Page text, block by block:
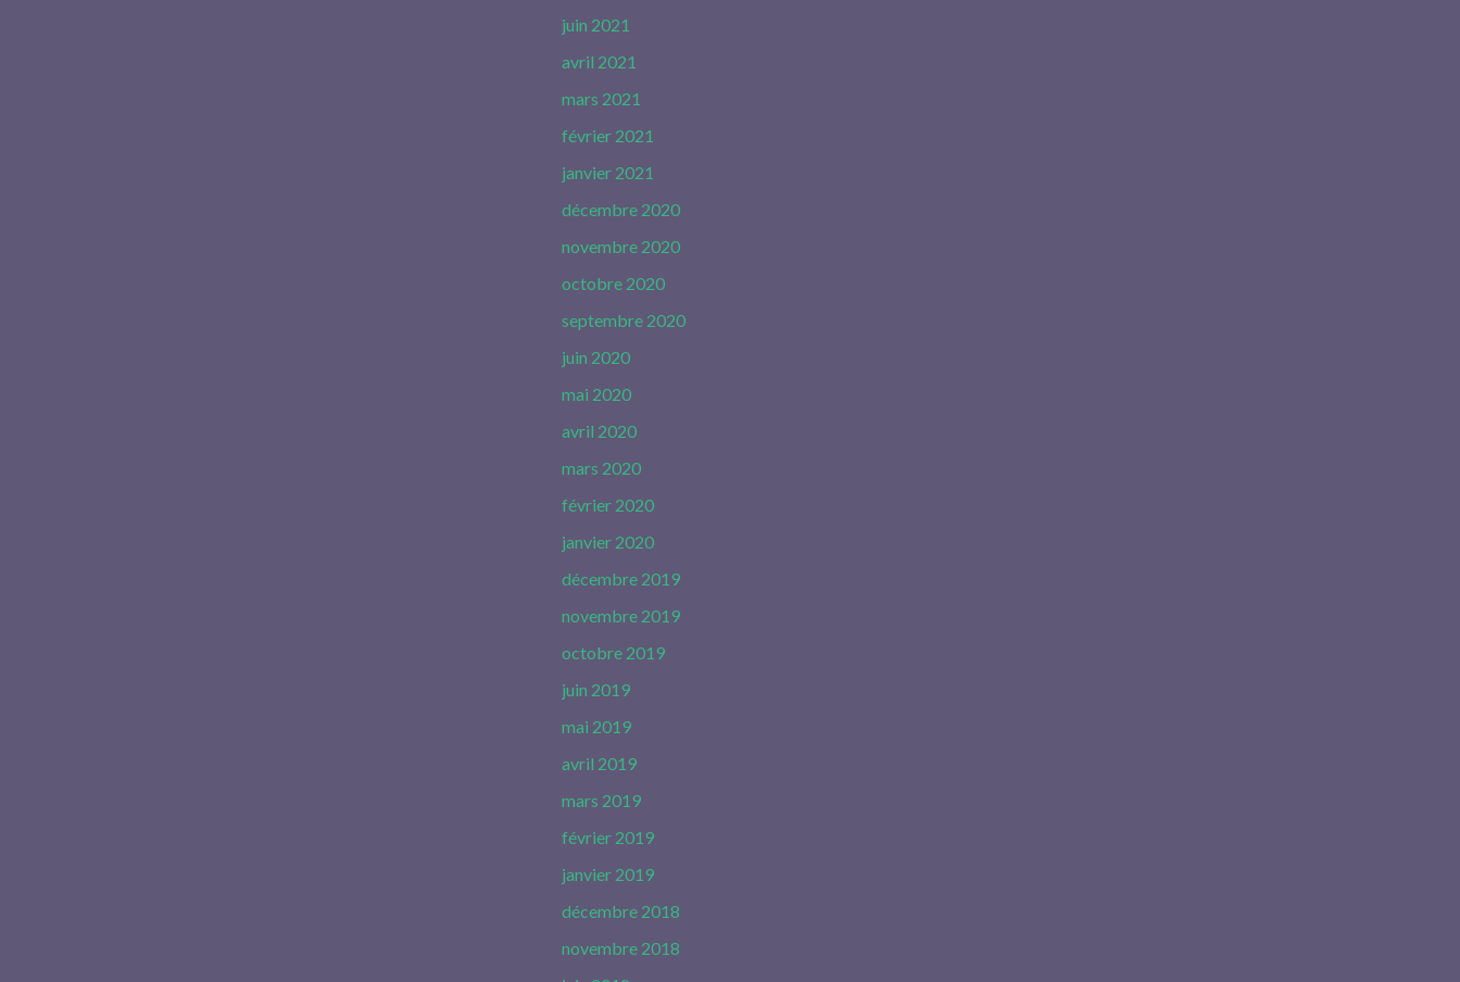
juin 2021
avril 2021
mars 2021
février 2021
janvier 2021
décembre 2020
novembre 2020
octobre 2020
septembre 2020
juin 2020
mai 2020
avril 2020
mars 2020
février 2020
janvier 2020
décembre 2019
novembre 2019
octobre 2019
juin 2019
mai 2019
avril 2019
mars 2019
février 2019
janvier 2019
décembre 2018
novembre 2018